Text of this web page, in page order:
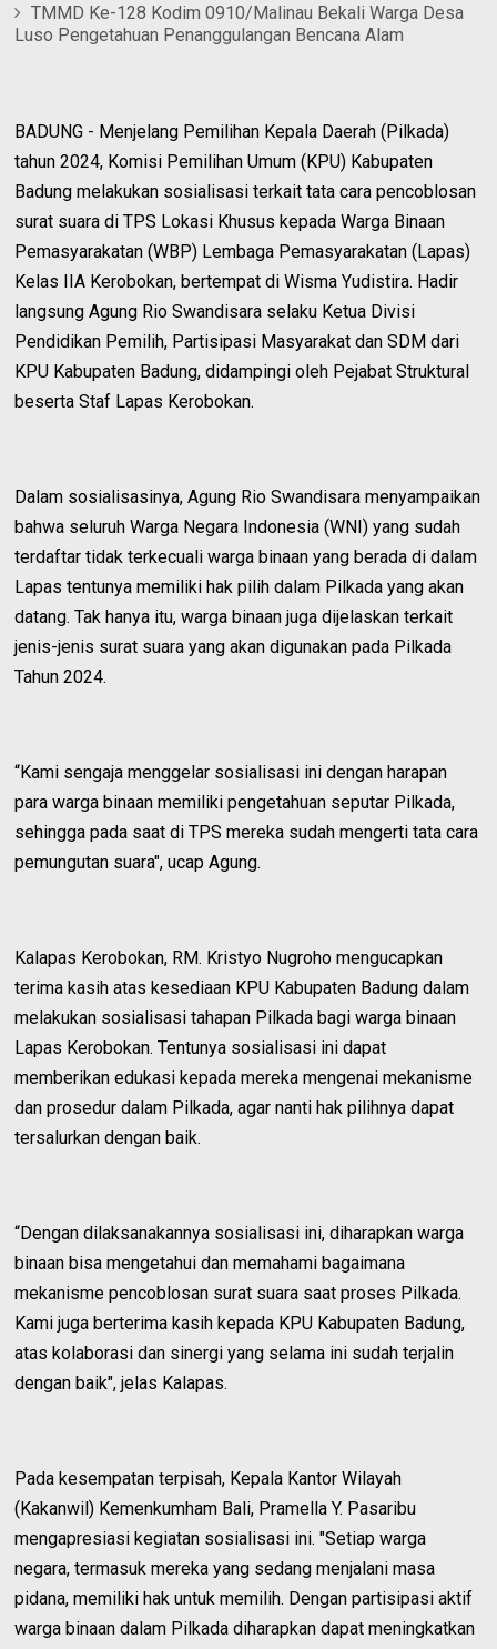
TMMD Ke-128 Kodim 0910/Malinau Bekali Warga Desa
Luso Pengetahuan Penanggulangan Bencana Alam
BADUNG - Menjelang Pemilihan Kepala Daerah (Pilkada)
tahun 2024, Komisi Pemilihan Umum (KPU) Kabupaten
Badung melakukan sosialisasi terkait tata cara pencoblosan
surat suara di TPS Lokasi Khusus kepada Warga Binaan
Pemasyarakatan (WBP) Lembaga Pemasyarakatan (Lapas)
Kelas IIA Kerobokan, bertempat di Wisma Yudistira. Hadir
langsung Agung Rio Swandisara selaku Ketua Divisi
Pendidikan Pemilih, Partisipasi Masyarakat dan SDM dari
KPU Kabupaten Badung, didampingi oleh Pejabat Struktural
beserta Staf Lapas Kerobokan.
Dalam sosialisasinya, Agung Rio Swandisara menyampaikan
bahwa seluruh Warga Negara Indonesia (WNI) yang sudah
terdaftar tidak terkecuali warga binaan yang berada di dalam
Lapas tentunya memiliki hak pilih dalam Pilkada yang akan
datang. Tak hanya itu, warga binaan juga dijelaskan terkait
jenis-jenis surat suara yang akan digunakan pada Pilkada
Tahun 2024.
“Kami sengaja menggelar sosialisasi ini dengan harapan
para warga binaan memiliki pengetahuan seputar Pilkada,
sehingga pada saat di TPS mereka sudah mengerti tata cara
pemungutan suara", ucap Agung.
Kalapas Kerobokan, RM. Kristyo Nugroho mengucapkan
terima kasih atas kesediaan KPU Kabupaten Badung dalam
melakukan sosialisasi tahapan Pilkada bagi warga binaan
Lapas Kerobokan. Tentunya sosialisasi ini dapat
memberikan edukasi kepada mereka mengenai mekanisme
dan prosedur dalam Pilkada, agar nanti hak pilihnya dapat
tersalurkan dengan baik.
“Dengan dilaksanakannya sosialisasi ini, diharapkan warga
binaan bisa mengetahui dan memahami bagaimana
mekanisme pencoblosan surat suara saat proses Pilkada.
Kami juga berterima kasih kepada KPU Kabupaten Badung,
atas kolaborasi dan sinergi yang selama ini sudah terjalin
dengan baik", jelas Kalapas.
Pada kesempatan terpisah, Kepala Kantor Wilayah
(Kakanwil) Kemenkumham Bali, Pramella Y. Pasaribu
mengapresiasi kegiatan sosialisasi ini. "Setiap warga
negara, termasuk mereka yang sedang menjalani masa
pidana, memiliki hak untuk memilih. Dengan partisipasi aktif
warga binaan dalam Pilkada diharapkan dapat meningkatkan